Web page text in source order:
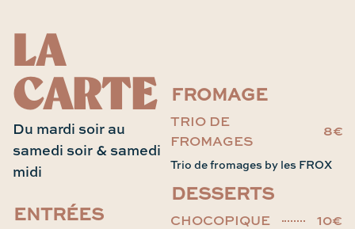
LA
CARTE
Du mardi soir au
samedi soir & samedi
midi
ENTRÉES
FROMAGE
TRIO DE
FROMAGES
8€
Trio de fromages by les FROX
DESSERTS
CHOCOPIQUE 10€